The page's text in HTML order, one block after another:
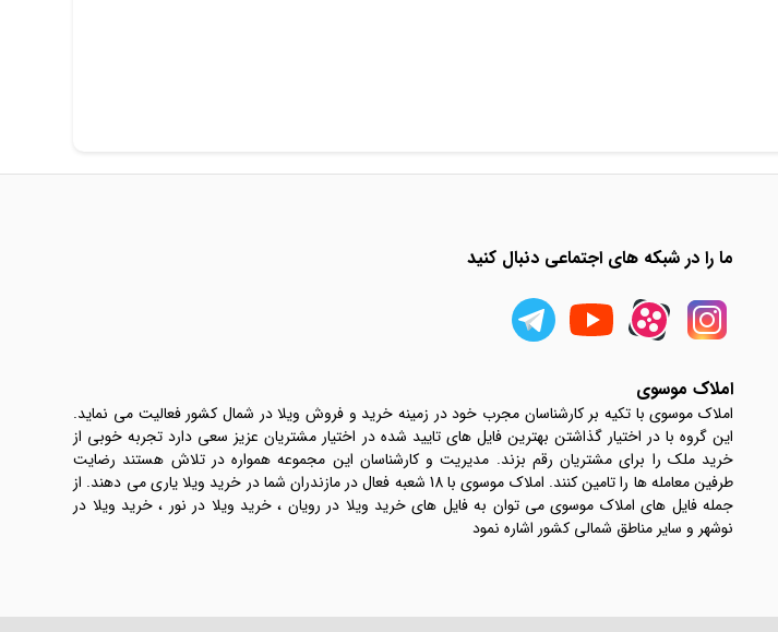
ما را در شبکه های اجتماعی دنبال کنید
املاک موسوی
املاک موسوی با تکیه بر کارشناسان مجرب خود در زمینه خرید و فروش ویلا در شمال کشور فعالیت می نماید.
این گروه با در اختیار گذاشتن بهترین فایل های تایید شده در اختیار مشتریان عزیز سعی دارد تجربه خوبی از
خرید ملک را برای مشتریان رقم بزند. مدیریت و کارشناسان این مجموعه همواره در تلاش هستند رضایت
طرفین معامله ها را تامین کنند. املاک موسوی با 18 شعبه فعال در مازندران شما در خرید ویلا یاری می دهند. از
جمله فایل های املاک موسوی می توان به فایل های خرید ویلا در رویان ، خرید ویلا در نور ، خرید ویلا در
نوشهر و سایر مناطق شمالی کشور اشاره نمود